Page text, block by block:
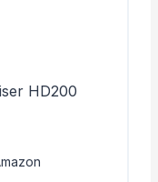
HD200